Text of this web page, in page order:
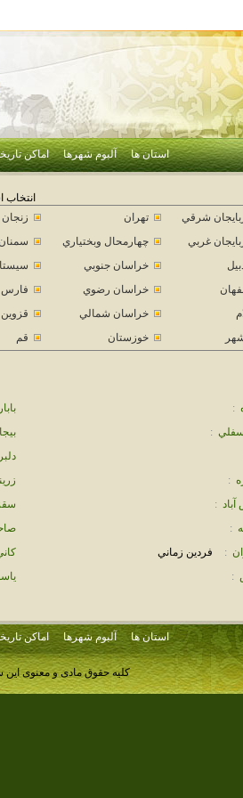
استان ها آلبوم شهرها اماکن
انتخاب
شرقي
تهران زنجان
غربي
چهارمحال وبختياري سمنان
خراسان جنوبي
خراسان رضوي فارس
خراسان شمالي قزوين
خوزستان قم
:
سفلي :
:
:
:
: فردين زماني
:
استان ها آلبوم شهرها اماکن
کلیه حقوق مادی و معنوی